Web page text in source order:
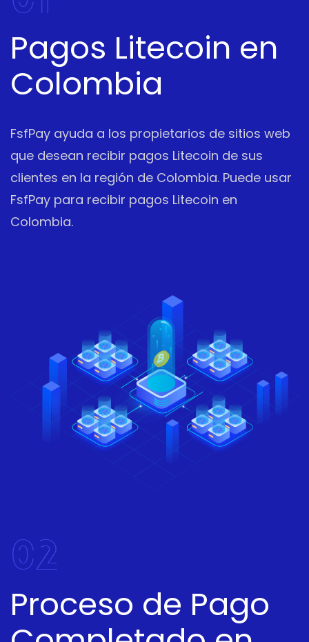
Pagos Litecoin en
Colombia
FsfPay ayuda a los propietarios de sitios web
que desean recibir pagos Litecoin de sus
clientes en la región de Colombia. Puede usar
FsfPay para recibir pagos Litecoin en
Colombia.
02
Proceso de Pago